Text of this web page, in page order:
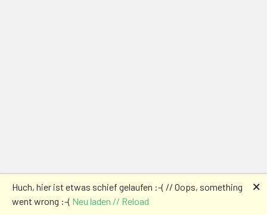
Huch, hier ist etwas schief gelaufen :-( // Oops, something
went wrong :-( Neu laden // Reload
🗙